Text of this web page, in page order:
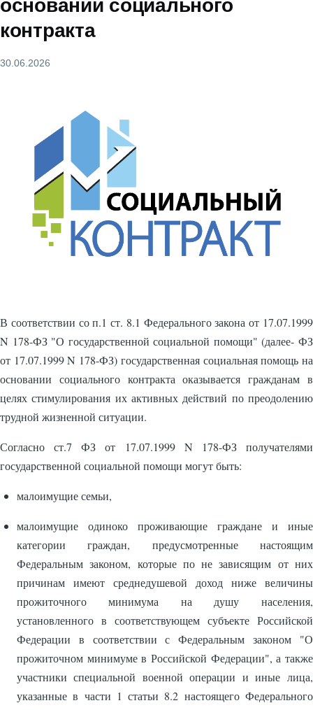
основании социального
контракта
30.06.2026
В соответствии со п.1 ст. 8.1 Федерального закона от 17.07.1999
N 178-ФЗ "О государственной социальной помощи" (далее- ФЗ
от 17.07.1999 N 178-ФЗ) государственная социальная помощь на
основании социального контракта оказывается гражданам в
целях стимулирования их активных действий по преодолению
трудной жизненной ситуации.
Согласно ст.7 ФЗ от 17.07.1999 N 178-ФЗ получателями
государственной социальной помощи могут быть:
малоимущие семьи,
малоимущие одиноко проживающие граждане и иные
категории граждан, предусмотренные настоящим
Федеральным законом, которые по не зависящим от них
причинам имеют среднедушевой доход ниже величины
прожиточного минимума на душу населения,
установленного в соответствующем субъекте Российской
Федерации в соответствии с Федеральным законом "О
прожиточном минимуме в Российской Федерации", а также
участники специальной военной операции и иные лица,
указанные в части 1 статьи 8.2 настоящего Федерального